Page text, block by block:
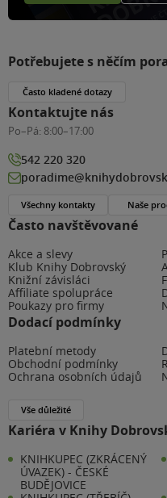
Často navštěvované
Akce a slevy
Klub Knihy Dobrovský
Knižní závisláci
Affiliate spolupráce
Poukazy pro firmy
Dodací podmínky
Platební metody
Obchodní podmínky
Ochrana osobních údajů
Vše důležité
Kariéra v Knihy
KNIHKUPEC (ZKRÁCENÝ
ÚVAZEK) - ČESKÉ
BUDĚJOVICE
Potřebujete s něčím
Často kladené dotazy
Kontaktujte nás
Po–Pá: 8:00–17:00
542 220 320
Všechny kontakty Naše